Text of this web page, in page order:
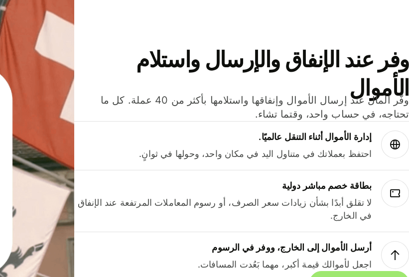
وفر عند الإنفاق والإرسال واستلام
الأموال
وفّر المال عند إرسال الأموال وإنفاقها واستلامها بأكثر من 40 عملة. كل ما
تحتاجه، في حساب واحد، وقتما تشاء.
إدارة الأموال أثناء التنقل عالميًا.
احتفظ بعملاتك في متناول اليد في مكان واحد، وحولها في ثوانٍ.
بطاقة خصم مباشر دولية
لا تقلق أبدًا بشأن زيادات سعر الصرف، أو رسوم المعاملات المرتفعة عند الإنفاق
في الخارج.
أرسل الأموال إلى الخارج، ووفر في الرسوم
اجعل لأموالك قيمة أكبر، مهما بَعُدت المسافات.